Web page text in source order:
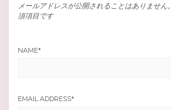
メールアドレスが公開されることはありません。
須項目です
NAME*
EMAIL ADDRESS*